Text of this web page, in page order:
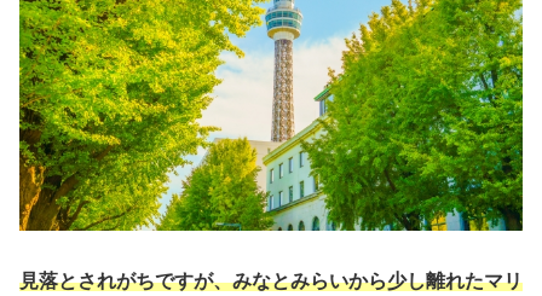
見落とされがちですが、みなとみらいから少し離れたマリ